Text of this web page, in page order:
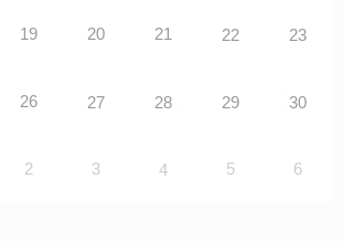
19 20 21 22 23
26 27 28 29 30
2 3 4 5 6